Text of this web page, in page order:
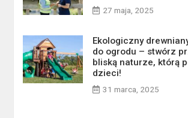
27 maja, 2025
Ekologiczny
do ogrodu – stwórz
bliską naturze, którą
dzieci!
31 marca, 2025